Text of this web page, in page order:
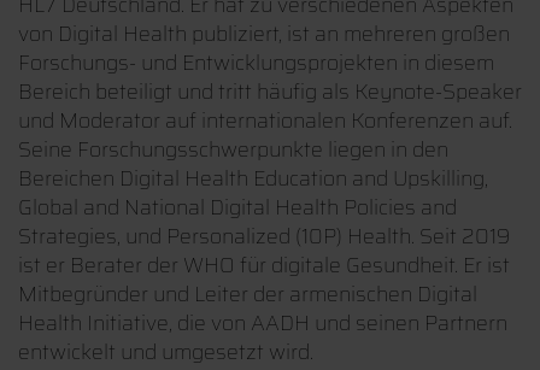
von Digital Health publiziert, ist an mehreren großen
Forschungs- und Entwicklungsprojekten in diesem
Bereich beteiligt und tritt häufig als Keynote-Speaker
und Moderator auf internationalen Konferenzen auf.
Seine Forschungsschwerpunkte liegen in den
Bereichen Digital Health Education and Upskilling,
Global and National Digital Health Policies and
Strategies, und Personalized (10P) Health. Seit 2019
ist er Berater der WHO für digitale Gesundheit. Er ist
Mitbegründer und Leiter der armenischen Digital
Health Initiative, die von AADH und seinen Partnern
entwickelt und umgesetzt wird.